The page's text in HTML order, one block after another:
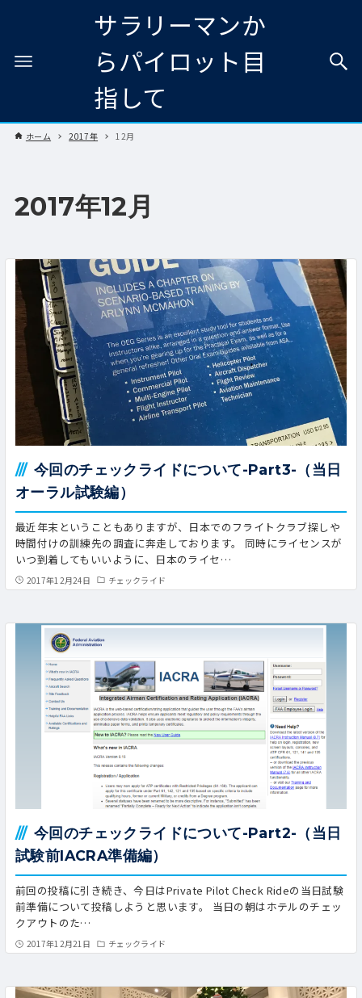
サラリーマンか
らパイロット目
指して
ホーム 2017年 12月
2017年12月
今回のチェックライドについて-Part3-（当日
オーラル試験編）
最近年末ということもありますが、日本でのフライトクラブ探しや
時間付けの訓練先の調査に奔走しております。 同時にライセンスが
いつ到着してもいいように、日本のライセ…
2017年12月24日 チェックライド
今回のチェックライドについて-Part2-（当日
試験前IACRA準備編）
前回の投稿に引き続き、今日はPrivate Pilot Check Rideの当日試験
前準備について投稿しようと思います。 当日の朝はホテルのチェッ
クアウトのた…
2017年12月21日 チェックライド